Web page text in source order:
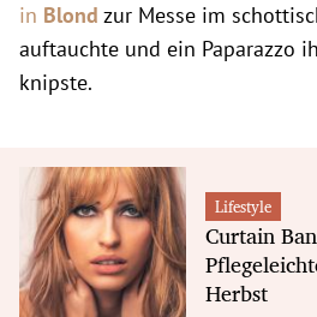
in Blond zur Messe im
auftauchte und ein Paparazzo
knipste.
Lifestyle
Curtain
Herbst